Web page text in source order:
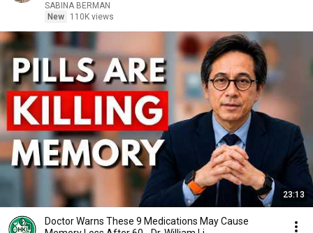
SABINA BERMAN
New
110K views
23:13
Doctor Warns These 9 Medications May Cause